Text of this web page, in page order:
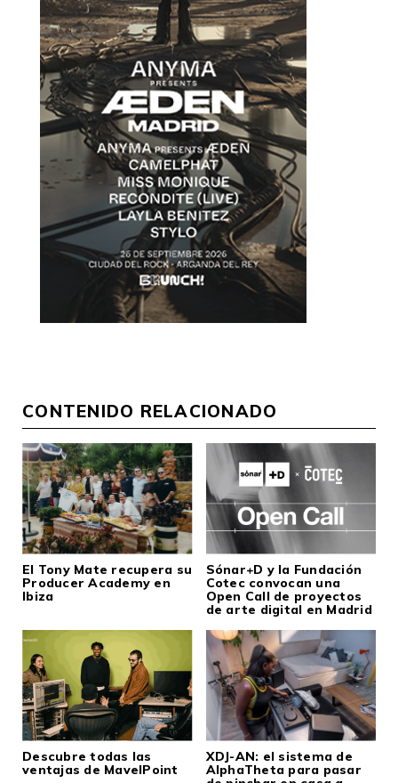
CONTENIDO RELACIONADO
El Tony Mate recupera su
Producer Academy en
Ibiza
Sónar+D y la Fundación
Cotec convocan una
Open Call de proyectos
de arte digital en Madrid
Descubre todas las
ventajas de MavelPoint
XDJ-AN: el sistema de
AlphaTheta para pasar